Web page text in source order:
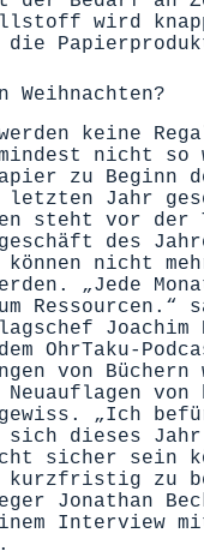
wird
Weihnachten?
keine
nicht so
zu Beginn
letzten Jahr
steht vor der
des
können nicht
„Jede
Ressourcen.“
Joachim
OhrTaku-
von Büchern
von
„Ich
sich dieses
sicher sein
kurzfristig zu
Jonathan
Interview